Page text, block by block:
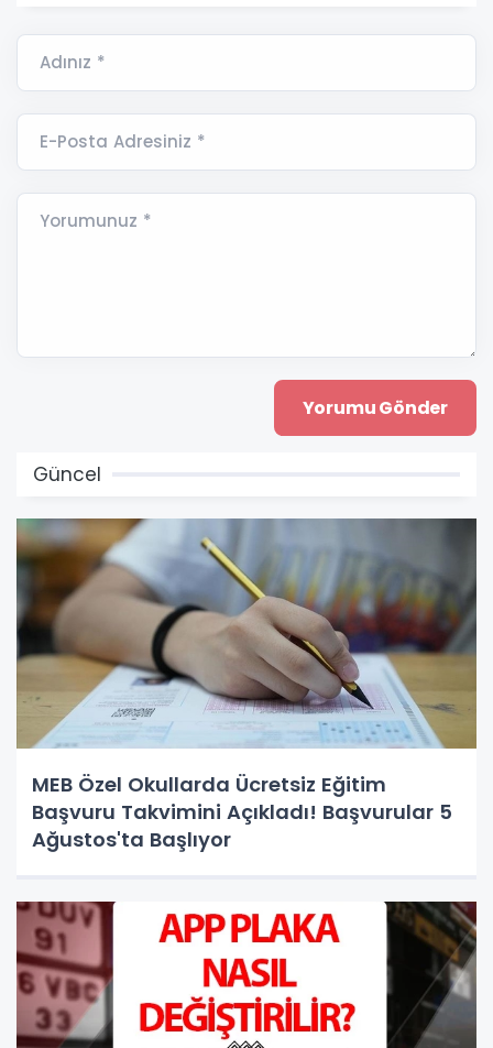
Adınız *
E-Posta Adresiniz *
Yorumunuz *
Güncel
MEB Özel Okullarda Ücretsiz Eğitim
Başvuru Takvimini Açıkladı! Başvurular 5
Ağustos'ta Başlıyor